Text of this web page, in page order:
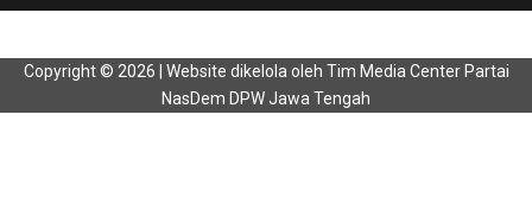
Copyright © 2026 | Website dikelola oleh Tim Media Center Partai
NasDem DPW Jawa Tengah